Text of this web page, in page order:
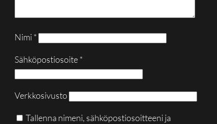
Nimi *
Sähköpostiosoite*
Verkkosivusto
Tallenna nimeni, sähköpostiosoitteeni ja